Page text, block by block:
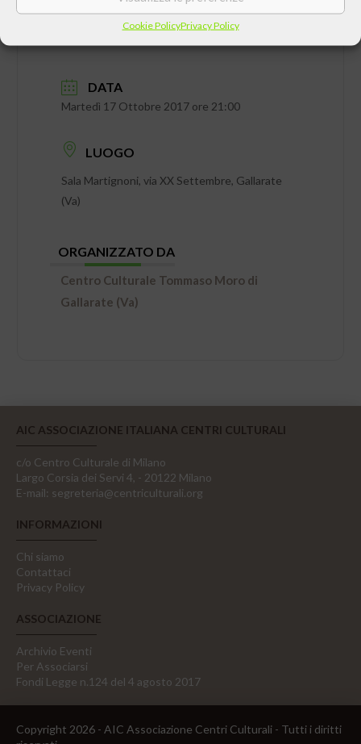
Cookie PolicyPrivacy Policy
DATA
Martedì 17 Ottobre 2017 ore 21:00
LUOGO
Sala Martignoni, via XX Settembre, Gallarate
(Va)
ORGANIZZATO DA
Centro Culturale Tommaso Moro di
Gallarate (Va)
AIC ASSOCIAZIONE ITALIANA CENTRI CULTURALI
c/o Centro Culturale di Milano
Largo Corsia dei Servi 4, - 20122 Milano
E-mail: segreteria@centriculturali.org
INFORMAZIONI
Chi siamo
Contattaci
Privacy Policy
ASSOCIAZIONE
Archivio Eventi
Per Associarsi
Fondi Legge n.124 del 4 agosto 2017
Copyright 2026 - AIC Associazione Centri Culturali - Tutti i diritti